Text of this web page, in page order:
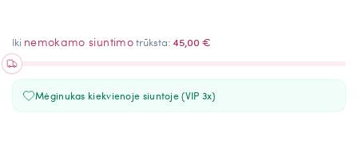
Iki nemokamo siuntimotrūksta:45,00 €
Mėginukas kiekvienoje siuntoje (VIP 3x)